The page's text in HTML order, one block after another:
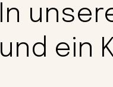
In
und ein